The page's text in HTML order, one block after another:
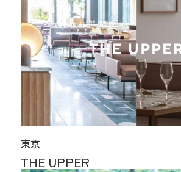
東京
THE UPPER